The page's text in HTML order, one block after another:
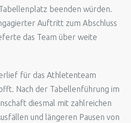
beenden würden.
Auftritt zum Abschluss
das Team über weite
für das Athletenteam
Nach der Tabellenführung im
diesmal mit zahlreichen
und längeren Pausen von